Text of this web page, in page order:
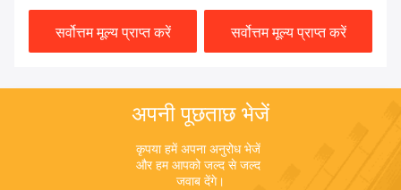
EN60754 2 सौर ऊर्जा संचरण के
लिए डिज़ाइन किया गया
सर्वोत्तम मूल्य प्राप्त करें
सेल्सियस तापमान सीमा के लिए
उपयुक्त टिकाऊ
सर्वोत्तम मूल्य प्राप्त करें
अपनी पूछताछ भेजें
कृपया हमें अपना अनुरोध भेजें
और हम आपको जल्द से जल्द
जवाब देंगे।